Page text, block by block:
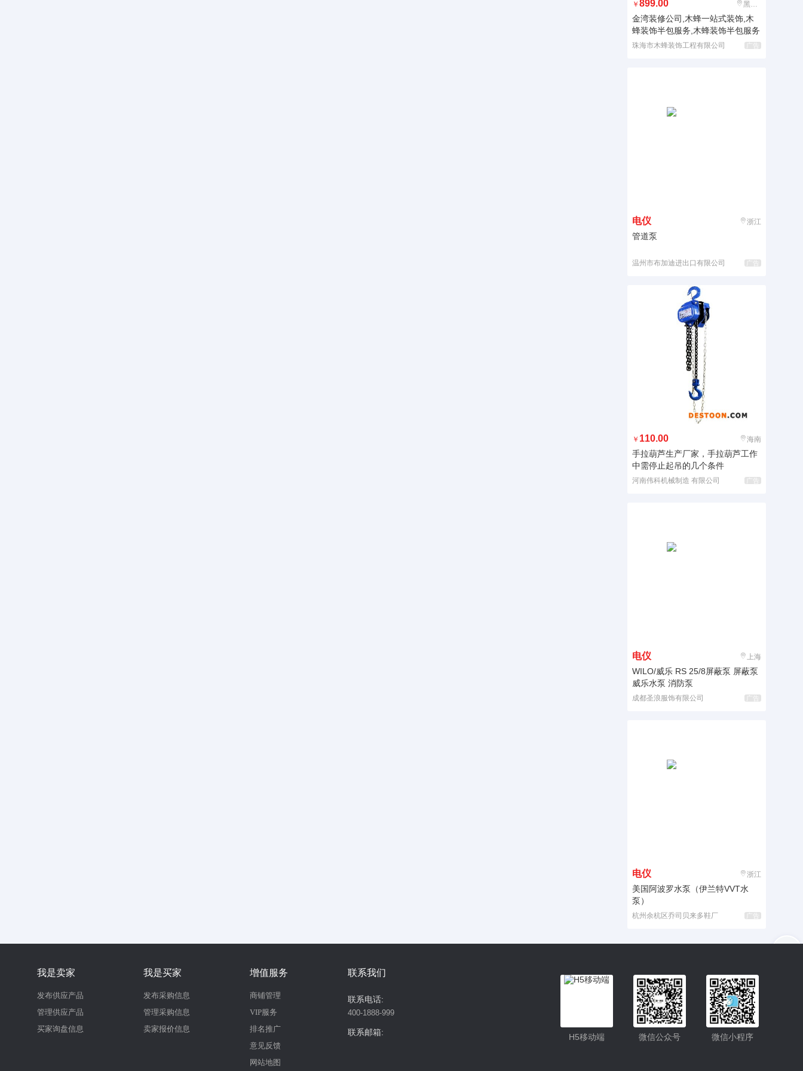
￥ 899.00 黑龙江
金湾装修公司,木蜂一站式装饰,木
蜂装饰半包服务,木蜂装饰半包服务
珠海市木蜂装饰工程有限公司 广告
电仪 浙江
管道泵
温州市布加迪进出口有限公司 广告
￥ 110.00 海南
手拉葫芦生产厂家，手拉葫芦工作
中需停止起吊的几个条件
河南伟科机械制造 有限公司 广告
电仪 上海
WILO/威乐 RS 25/8屏蔽泵 屏蔽泵
威乐水泵 消防泵
成都圣浪服饰有限公司 广告
电仪 浙江
美国阿波罗水泵（伊兰特VVT水
泵）
杭州余杭区乔司贝来多鞋厂 广告
我是卖家
发布供应产品
管理供应产品
买家询盘信息
我是买家
发布采购信息
管理采购信息
卖家报价信息
增值服务
商铺管理
VIP服务
排名推广
意见反馈
网站地图
联系我们
联系电话:
400-1888-999
联系邮箱: 微信小程序
微信公众号
H5移动端